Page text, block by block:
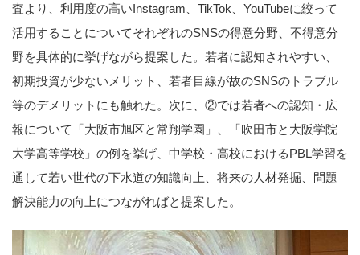
査より、利用度の高いInstagram、TikTok、YouTubeに絞って
活用することについてそれぞれのSNSの得意分野、不得意分
野を具体的に挙げながら提案した。若者に認知されやすい、
初期投資が少ないメリット、若者目線が故のSNSのトラブル
等のデメリットにも触れた。次に、②では若者への認知・広
報について「大阪市旭区と常翔学園」、「吹田市と大阪学院
大学高等学校」の例を挙げ、中学校・高校におけるPBL学習を
通して若い世代の下水道の知識向上、将来の人材発掘、問題
解決能力の向上につながればと提案した。